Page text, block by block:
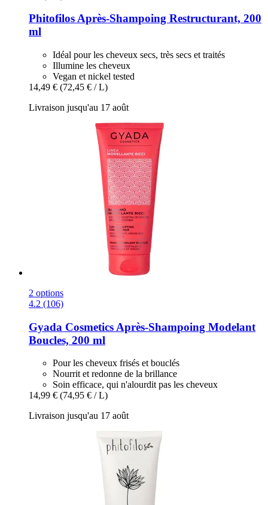
PhitofilosAprès-​Shampoing Restructurant, 200
ml
Idéal pour les cheveux secs, très secs et traités
Illumine les cheveux
Vegan et nickel tested
14,49 € (72,45 € / L)
Livraison jusqu'au 17 août
2 options
4.2 (106)
Gyada Cosmetics Après-​Shampoing Modelant
Boucles, 200 ml
Pour les cheveux frisés et bouclés
Nourrit et redonne de la brillance
Soin efficace, qui n'alourdit pas les cheveux
14,99 € (74,95 € / L)
Livraison jusqu'au 17 août